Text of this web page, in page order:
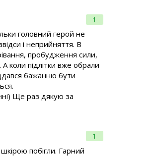
1
головний герой не
і неприйняття. В
пробудження сили,
коли підлітки вже обрали
бажанню бути
Ще раз дякую за
1
побігли. Гарний